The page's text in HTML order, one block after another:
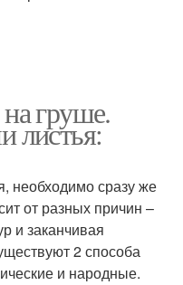
груше.
листья:
необходимо сразу же
от разных причин –
и заканчивая
2 способа
и народные.